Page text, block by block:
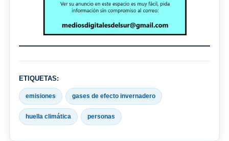
ETIQUETAS:
emisiones gases de efecto invernadero
huella climática personas